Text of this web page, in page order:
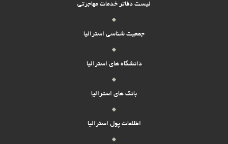
لیست دفاتر خدمات مهاجرتی
جمعیت شناسی استرالیا
دانشگاه های استرالیا
بانک های استرالیا
اطلاعات پول استرالیا